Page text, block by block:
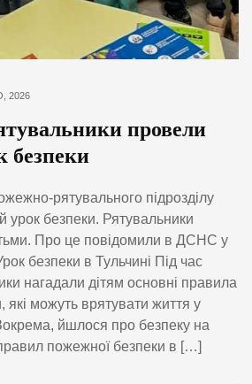
2026
провели
безпеки
рятувального підрозділу
урок безпеки. Рятувальники
Про це повідомили в ДСНС у
безпеки в Тульчині Під час
нагадали дітям основні правила
які можуть врятувати життя у
Зокрема, йшлося про безпеку на
пожежної безпеки в […]